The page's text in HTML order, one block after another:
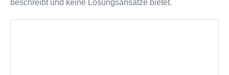
beschreibt und keine Lösungsansätze bietet.